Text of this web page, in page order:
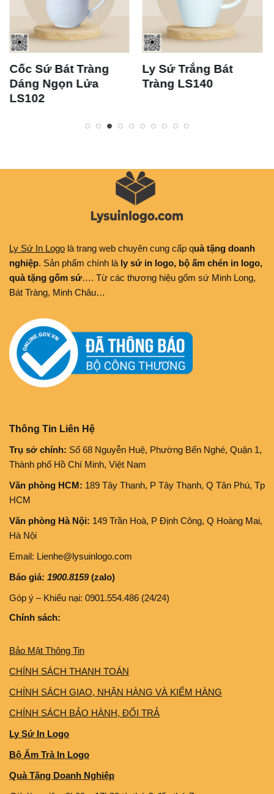
Cốc Sứ Bát Tràng
Dáng Ngọn Lửa
LS102
Ly Sứ Trắng Bát
Tràng LS140
Ly Sứ In Logo là trang web chuyên cung cấp quà tặng doanh
nghiệp. Sản phẩm chính là ly sứ in logo, bộ ấm chén in logo,
quà tặng gốm sứ…. Từ các thương hiệu gốm sứ Minh Long,
Bát Tràng, Minh Châu…
Thông Tin Liên Hệ
Trụ sở chính: Số 68 Nguyễn Huệ, Phường Bến Nghé, Quận 1,
Thành phố Hồ Chí Minh, Việt Nam
Văn phòng HCM: 189 Tây Thạnh, P Tây Thạnh, Q Tân Phú, Tp
HCM
Văn phòng Hà Nội: 149 Trần Hoà, P Định Công, Q Hoàng Mai,
Hà Nội
Email: Lienhe@lysuinlogo.com
Báo giá: 1900.8159(zalo)
Góp ý – Khiếu nại: 0901.554.486 (24/24)
Chính sách:
Bảo Mật Thông Tin
CHÍNH SÁCH THANH TOÁN
CHÍNH SÁCH GIAO, NHẬN HÀNG VÀ KIỂM HÀNG
CHÍNH SÁCH BẢO HÀNH, ĐỔI TRẢ
Ly Sứ In Logo
Bộ Ấm Trà In Logo
Quà Tặng Doanh Nghiệp